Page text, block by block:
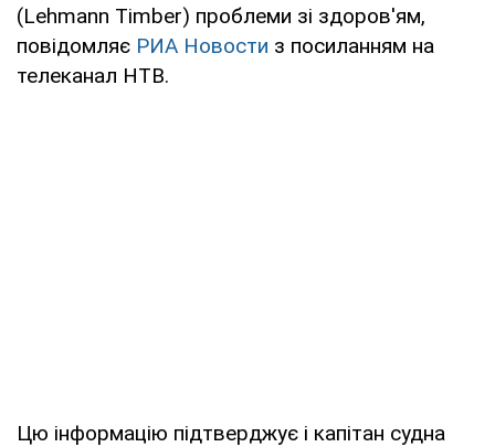
(Lehmann Timber) проблеми зі здоров'ям,
повідомляє РИА Новости з посиланням на
телеканал НТВ.
Цю інформацію підтверджує і капітан судна